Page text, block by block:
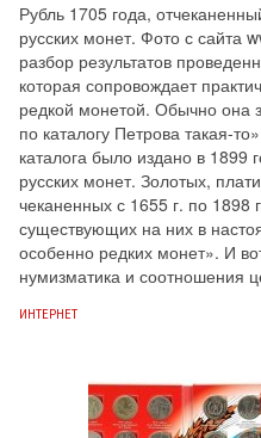
Рубль 1705 года,
русских монет. Фото с сайта
разбор результатов
которая сопровождает
редкой монетой. Обычно она
по каталогу Петрова такая-
каталога было издано в 1899
русских монет. Золотых,
чеканенных с 1655 г. по 1898
существующих на них в
особенно редких монет». И
нумизматика и соотношения
ИНТЕРНЕТ